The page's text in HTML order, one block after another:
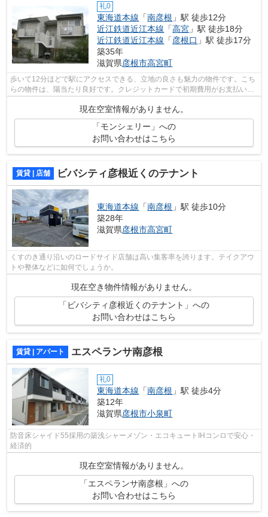
礼0
東海道本線 「南彦根 」駅 徒歩12分
近江鉄道近江本線 「高宮 」駅 徒歩18分
近江鉄道近江本線 「彦根口 」駅 徒歩17分
築35年
滋賀県彦根市高宮町
歩いて12分ほどで駅にアクセスできる、立地の良さも魅力の物件です。こち
らの物件は、陽当たり良好です。クレジットカードで初期費用がお支払いい
ただけるので、決済の手間が軽減でき...
現在空室情報がありません。
「モンシェリー」への
お問い合わせはこちら
賃貸 | 店舗 ビバシティ彦根近くのテナント
東海道本線 「南彦根 」駅 徒歩10分
築28年
滋賀県彦根市高宮町
くすのき通り沿いのロードサイド店舗は高い集客率を誇ります。テイクアウ
トや整体などに如何でしょうか。
現在空き物件情報がありません。
「ビバシティ彦根近くのテナント」への
お問い合わせはこちら
賃貸 | アパート エスペランサ南彦根
礼0
東海道本線 「南彦根 」駅 徒歩4分
築12年
滋賀県彦根市小泉町
防音床シャイド55採用の築浅シャーメゾン・エコキュートIHコンロで安心・
経済的
現在空室情報がありません。
「エスペランサ南彦根」への
お問い合わせはこちら